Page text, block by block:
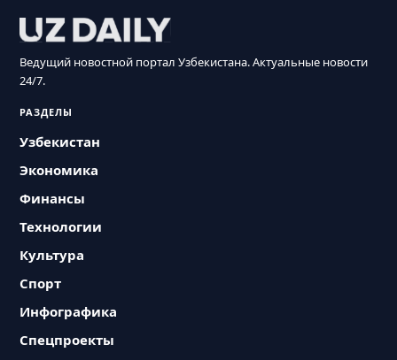
Ведущий новостной портал Узбекистана. Актуальные новости
24/7.
РАЗДЕЛЫ
Узбекистан
Экономика
Финансы
Технологии
Культура
Спорт
Инфографика
Спецпроекты